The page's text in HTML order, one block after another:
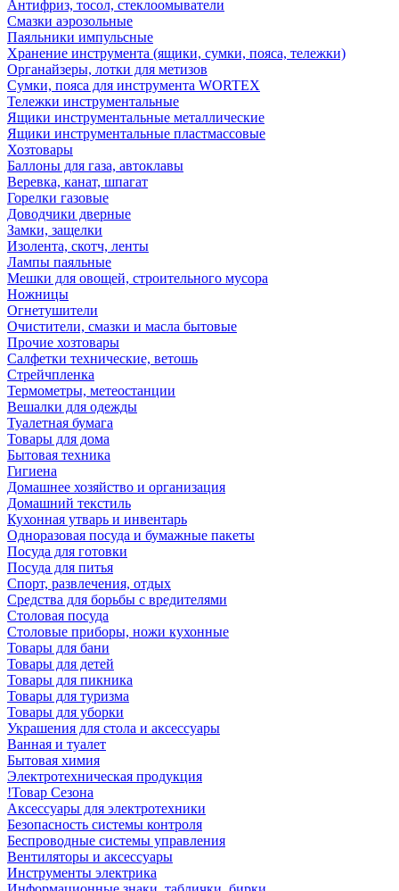
Антифриз, тосол, стеклоомыватели
Смазки аэрозольные
Паяльники импульсные
Хранение инструмента (ящики, сумки, пояса, тележки)
Органайзеры, лотки для метизов
Сумки, пояса для инструмента WORTEX
Тележки инструментальные
Ящики инструментальные металлические
Ящики инструментальные пластмассовые
Хозтовары
Баллоны для газа, автоклавы
Веревка, канат, шпагат
Горелки газовые
Доводчики дверные
Замки, защелки
Изолента, скотч, ленты
Лампы паяльные
Мешки для овощей, строительного мусора
Ножницы
Огнетушители
Очистители, смазки и масла бытовые
Прочие хозтовары
Салфетки технические, ветошь
Стрейчпленка
Термометры, метеостанции
Вешалки для одежды
Туалетная бумага
Товары для дома
Бытовая техника
Гигиена
Домашнее хозяйство и организация
Домашний текстиль
Кухонная утварь и инвентарь
Одноразовая посуда и бумажные пакеты
Посуда для готовки
Посуда для питья
Спорт, развлечения, отдых
Средства для борьбы с вредителями
Столовая посуда
Столовые приборы, ножи кухонные
Товары для бани
Товары для детей
Товары для пикника
Товары для туризма
Товары для уборки
Украшения для стола и аксессуары
Ванная и туалет
Бытовая химия
Электротехническая продукция
!Товар Сезона
Аксессуары для электротехники
Безопасность системы контроля
Беспроводные системы управления
Вентиляторы и аксессуары
Инструменты электрика